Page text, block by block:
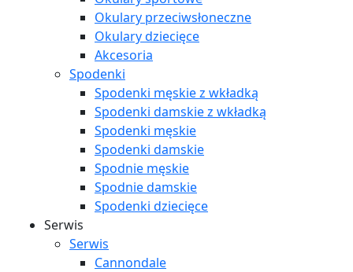
Okulary przeciwsłoneczne
Okulary dziecięce
Akcesoria
Spodenki
Spodenki męskie z wkładką
Spodenki damskie z wkładką
Spodenki męskie
Spodenki damskie
Spodnie męskie
Spodnie damskie
Spodenki dziecięce
Serwis
Serwis
Cannondale